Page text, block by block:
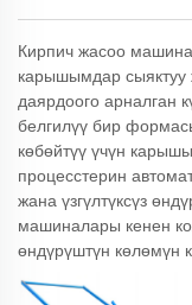
Кирпич жасоо
карышымдар сыяктуу
даярдоого арналган
белгилүү бир
көбөйтүү үчүн
процесстерин
жана үзгүлтүксүз
машиналары кенен
өндүрүштүн көлөмүн